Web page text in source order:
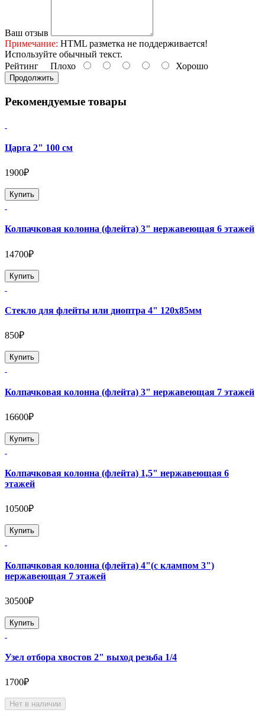
Ваш отзыв
Примечание: HTML разметка не поддерживается!
Используйте обычный текст.
Рейтинг Плохо Хорошо
Продолжить
Рекомендуемые товары
Царга 2" 100 см
1900₽
Купить
Колпачковая колонна (флейта) 3" нержавеющая 6 этажей
14700₽
Купить
Стекло для флейты или диоптра 4" 120х85мм
850₽
Купить
Колпачковая колонна (флейта) 3" нержавеющая 7 этажей
16600₽
Купить
Колпачковая колонна (флейта) 1,5" нержавеющая 6
этажей
10500₽
Купить
Колпачковая колонна (флейта) 4"(с клампом 3")
нержавеющая 7 этажей
30500₽
Купить
Узел отбора хвостов 2" выход резьба 1/4
1700₽
Нет в наличии